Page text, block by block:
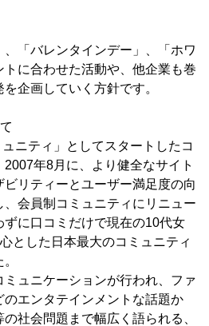
「バレンタインデー」、「ホワ
に合わせた活動や、他企業も巻
企画していく方針です。
ニティ」としてスタートしたコ
2007年8月に、より健全なサイト
リティーとユーザー満足度の向
、会員制コミュニティにリニュー
に口コミだけで現在の10代女
とした日本最大のコミュニティ
ュニケーションが行われ、ファ
のエンタテインメントな話題か
社会問題まで幅広く語られる、